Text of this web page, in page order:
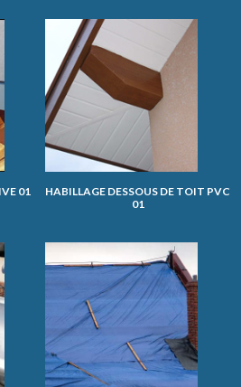
01
HABILLAGE DESSOUS DE TOIT PVC
01